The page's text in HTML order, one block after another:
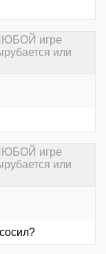
игре
или
игре
или